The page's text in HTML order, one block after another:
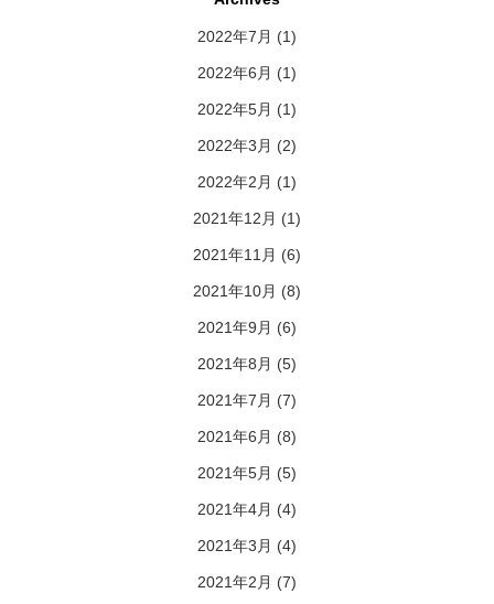
2022年7月 (1)
2022年6月 (1)
2022年5月 (1)
2022年3月 (2)
2022年2月 (1)
2021年12月 (1)
2021年11月 (6)
2021年10月 (8)
2021年9月 (6)
2021年8月 (5)
2021年7月 (7)
2021年6月 (8)
2021年5月 (5)
2021年4月 (4)
2021年3月 (4)
2021年2月 (7)